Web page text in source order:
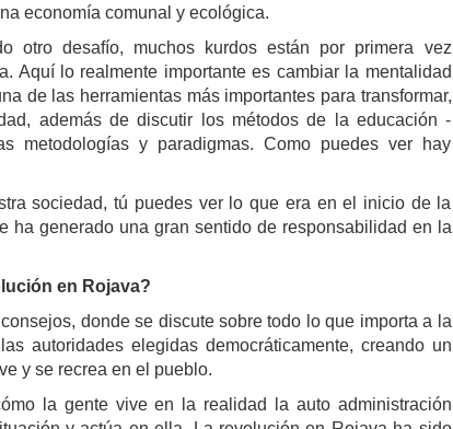
economía comunal y ecológica.
otro desafío, muchos kurdos están por primera vez
Aquí lo realmente importante es cambiar la mentalidad
de las herramientas más importantes para transformar,
además de discutir los métodos de la educación -
metodologías y paradigmas. Como puedes ver hay
sociedad, tú puedes ver lo que era en el inicio de la
ha generado una gran sentido de responsabilidad en la
en Rojava?
donde se discute sobre todo lo que importa a la
autoridades elegidas democráticamente, creando un
y se recrea en el pueblo.
la gente vive en la realidad la auto administración